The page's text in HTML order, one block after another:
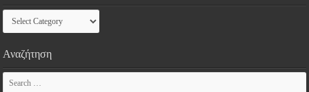
Κατηγορίες
Αναζήτηση